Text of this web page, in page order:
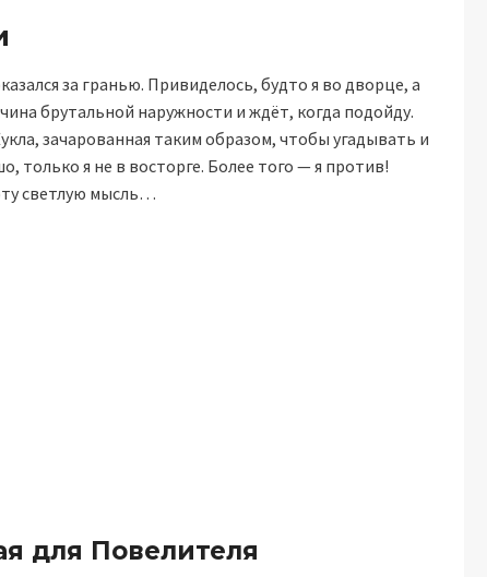
за гранью. Привиделось, будто я во дворце, а
брутальной наружности и ждёт, когда подойду.
зачарованная таким образом, чтобы угадывать и
только я не в восторге. Более того — я против!
светлую мысль…
для Повелителя